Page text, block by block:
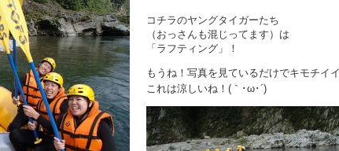
コチラのヤングタイガーたち
（おっさんも混じってます）は
「ラフティング」！
もうね！写真を見ているだけでキモチイイ
これは涼しいね！(｀･ω･´)